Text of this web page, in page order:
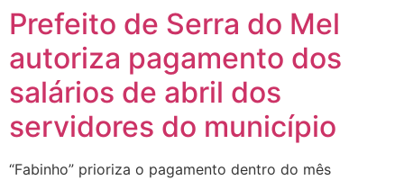
Prefeito de Serra do Mel
autoriza pagamento dos
salários de abril dos
servidores do município
“Fabinho” prioriza o pagamento dentro do mês